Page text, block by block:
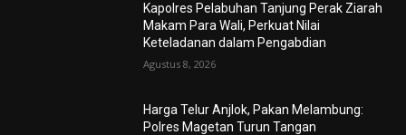
Kapolres Pelabuhan Tanjung Perak Ziarah
Makam Para Wali, Perkuat Nilai
Keteladanan dalam Pengabdian
Agustus 8, 2026
Harga Telur Anjlok, Pakan Melambung:
Polres Magetan Turun Tangan